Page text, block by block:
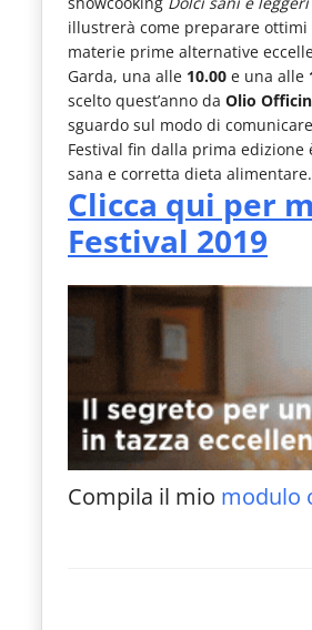
illustrerà come preparare ottimi
materie prime alternative
Garda, una alle 10.00 e una alle
scelto quest’anno da Olio
sguardo sul modo di
Festival fin dalla prima edizione
sana e corretta dieta alimentare.
Clicca qui per
Festival 2019
Compila il mio modulo